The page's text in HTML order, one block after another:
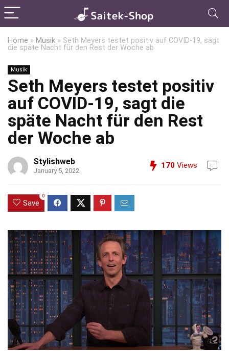
Home » Musik » Seth Meyers testet positiv auf COVID-19, sagt
die späte Nacht für den Rest der Woche ab
Musik
Seth Meyers testet positiv
auf COVID-19, sagt die
späte Nacht für den Rest
der Woche ab
Stylishweb
January 5, 2022
170 Views
Save
0